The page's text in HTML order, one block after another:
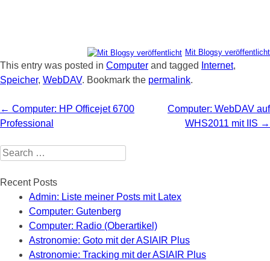
Mit Blogsy veröffentlicht
This entry was posted in Computer and tagged Internet,
Speicher, WebDAV. Bookmark the permalink.
Post navigation
← Computer: HP Officejet 6700
Professional
Computer: WebDAV auf
WHS2011 mit IIS →
Search for:
Recent Posts
Admin: Liste meiner Posts mit Latex
Computer: Gutenberg
Computer: Radio (Oberartikel)
Astronomie: Goto mit der ASIAIR Plus
Astronomie: Tracking mit der ASIAIR Plus